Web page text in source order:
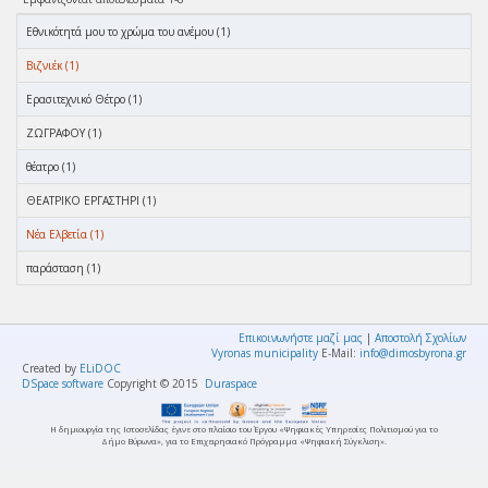
Eθνικότητά μου το χρώμα του ανέμου (1)
Βιζνιέκ (1)
Ερασιτεχνικό Θέτρο (1)
ΖΩΓΡΑΦΟΥ (1)
θέατρο (1)
ΘΕΑΤΡΙΚΟ ΕΡΓΑΣΤΗΡΙ (1)
Νέα Ελβετία (1)
παράσταση (1)
Επικοινωνήστε μαζί μας | Αποστολή Σχολίων
Vyronas municipality E-Mail: info@dimosbyrona.gr
Created by ELiDOC
DSpace software Copyright © 2015 Duraspace
Η δημιουργία της Ιστοσελίδας έγινε στο πλαίσιο του Έργου «Ψηφιακές Υπηρεσίες Πολιτισμού για το
Δήμο Βύρωνα», για το Επιχειρησιακό Πρόγραμμα «Ψηφιακή Σύγκλιση».